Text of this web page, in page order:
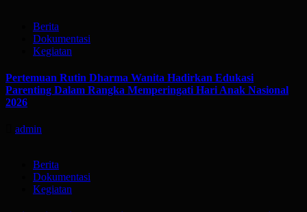
Berita
Dokumentasi
Kegiatan
Pertemuan Rutin Dharma Wanita Hadirkan Edukasi
Parenting Dalam Rangka Memperingati Hari Anak Nasional
2026
admin
Berita
Dokumentasi
Kegiatan